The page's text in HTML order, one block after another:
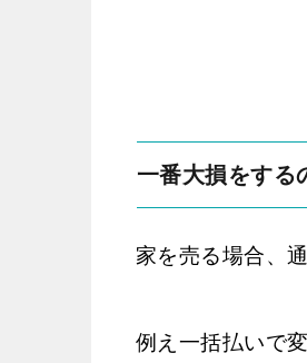
一番大損をする
家を売る場合、
例え一括払いで